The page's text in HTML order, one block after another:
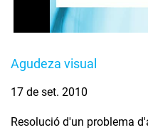
Agudeza visual
17 de set. 2010
Resolució d'un problema